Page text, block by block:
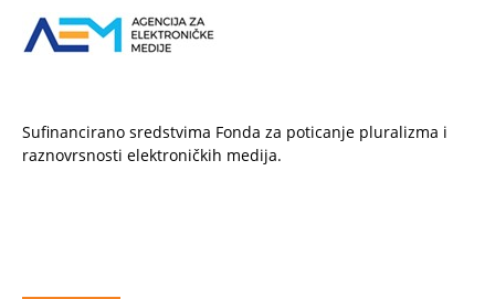
Sufinancirano sredstvima Fonda za poticanje pluralizma i
raznovrsnosti elektroničkih medija.